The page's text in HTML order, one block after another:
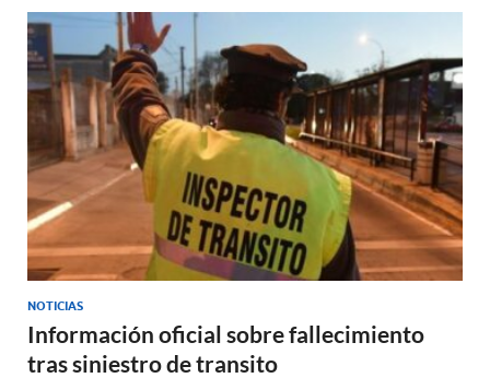
A
p
p
o
o
k
ar
ti
r
NOTICIAS
Información oficial sobre fallecimiento
tras siniestro de transito